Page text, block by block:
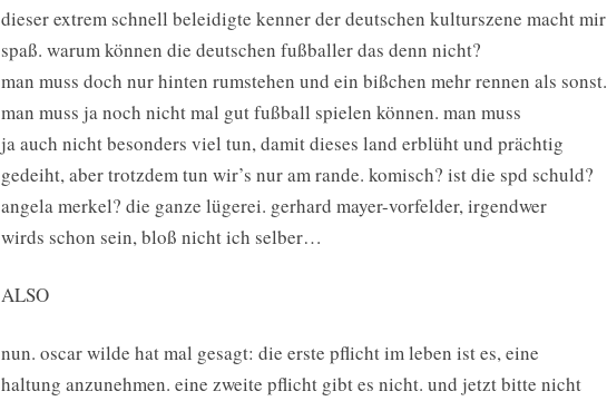
dieser extrem schnell beleidigte kenner der deutschen kulturszene macht mir
spaß. warum können die deutschen fußballer das denn nicht?
man muss doch nur hinten rumstehen und ein bißchen mehr rennen als sonst.
man muss ja noch nicht mal gut fußball spielen können. man muss
ja auch nicht besonders viel tun, damit dieses land erblüht und prächtig
gedeiht, aber trotzdem tun wir’s nur am rande. komisch? ist die spd schuld?
angela merkel? die ganze lügerei. gerhard mayer-vorfelder, irgendwer
wirds schon sein, bloß nicht ich selber…
ALSO
nun. oscar wilde hat mal gesagt: die erste pflicht im leben ist es, eine
haltung anzunehmen. eine zweite pflicht gibt es nicht. und jetzt bitte nicht